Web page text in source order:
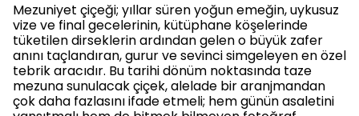
Mezuniyet çiçeği; yıllar süren yoğun emeğin, uykusuz
vize ve final gecelerinin, kütüphane köşelerinde
tüketilen dirseklerin ardından gelen o büyük zafer
anını taçlandıran, gurur ve sevinci simgeleyen en özel
tebrik aracıdır. Bu tarihi dönüm noktasında taze
mezuna sunulacak çiçek, alelade bir aranjmandan
çok daha fazlasını ifade etmeli; hem günün asaletini